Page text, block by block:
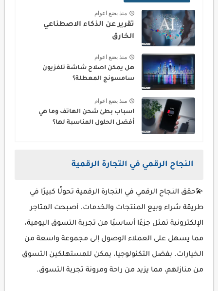
منذ بضع اعوام
تقرير عن الذكاء الاصطناعي
الخارق
منذ بضع اعوام
هل يمكن اصلاح شاشة تلفزيون
سامسونج المعطلة؟
منذ بضع اعوام
اسباب بطئ شحن الهاتف وما هي
أفضل الحلول المناسبة لها؟
النجاح الرقمي في التجارة الرقمية
💫حقق النجاح الرقمي في التجارة الرقمية تحولًا كبيرًا في
طريقة شراء وبيع المنتجات والخدمات. أصبحت المتاجر
الإلكترونية تمثل جزءًا أساسيًا من تجربة التسوق اليومية،
مما يسهل على العملاء الوصول إلى مجموعة واسعة من
الخيارات. بفضل التكنولوجيا، يمكن للمستهلكين التسوق
من منازلهم، مما يزيد من راحة ومرونة تجربة التسوق.